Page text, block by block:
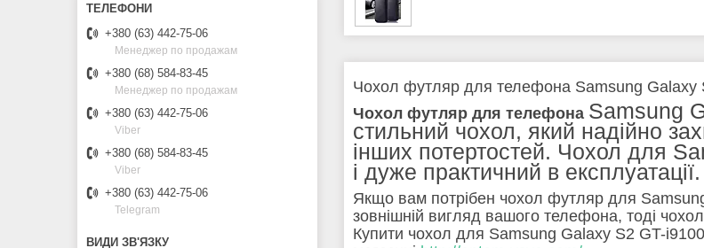
Чохол футляр для телефона Samsung Galaxy
Чохол футляр для телефона Samsung
стильний чохол, який надійно
інших потертостей. Чохол для
і дуже практичний в експлуатації.
Якщо вам потрібен чохол футляр для
зовнішній вигляд вашого телефона, тоді
Купити чохол для Samsung Galaxy S2 GT-
+380 (63) 442-75-06
Менеджер по продажам
+380 (68) 584-83-45
Менеджер по продажам
+380 (63) 442-75-06
Viber
+380 (68) 584-83-45
Viber
+380 (63) 442-75-06
Telegram